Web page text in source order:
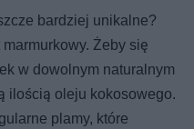
bardziej unikalne?
Żeby się
w dowolnym naturalnym
ilością oleju kokosowego.
plamy, które